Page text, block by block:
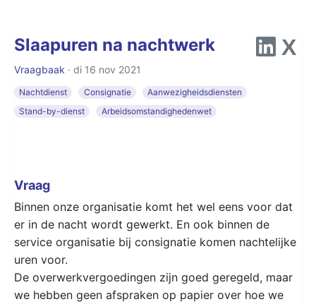
Slaapuren na nachtwerk
Vraagbaak · di 16 nov 2021
Nachtdienst Consignatie
Aanwezigheidsdiensten
Stand-by-dienst
Arbeidsomstandighedenwet
Vraag
Binnen onze organisatie komt het wel eens voor dat
er in de nacht wordt gewerkt. En ook binnen de
service organisatie bij consignatie komen nachtelijke
uren voor.
De overwerkvergoedingen zijn goed geregeld, maar
we hebben geen afspraken op papier over hoe we